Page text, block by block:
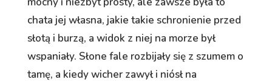
chata jej własna, jakie takie schronienie przed
słotą i burzą, a widok z niej na morze był
wspaniały. Słone fale rozbijały się z szumem o
tamę, a kiedy wicher zawył i niósł na